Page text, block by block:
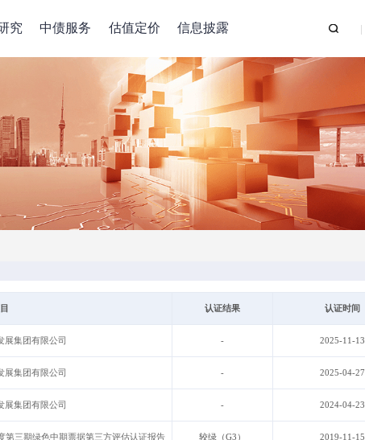
究 中债服务 估值定价 信息披露
认证结果 认证时间
展集团有限公司 - 2025-11-13
展集团有限公司 - 2025-04-27
展集团有限公司 - 2024-04-23
第三期绿色中期票据第三方评估认证报告 较绿（G3） 2019-11-15